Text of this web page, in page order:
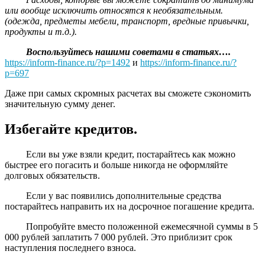
или вообще исключить относятся к необязательным.
(одежда, предметы мебели, транспорт, вредные привычки,
продукты и т.д.).
Воспользуйтесь нашими советами в статьях….
https://inform-finance.ru/?p=1492 и https://inform-finance.ru/?
p=697
Даже при самых скромных расчетах вы сможете сэкономить
значительную сумму денег.
Избегайте кредитов.
Если вы уже взяли кредит, постарайтесь как можно
быстрее его погасить и больше никогда не оформляйте
долговых обязательств.
Если у вас появились дополнительные средства
постарайтесь направить их на досрочное погашение кредита.
Попробуйте вместо положенной ежемесячной суммы в 5
000 рублей заплатить 7 000 рублей. Это приблизит срок
наступления последнего взноса.